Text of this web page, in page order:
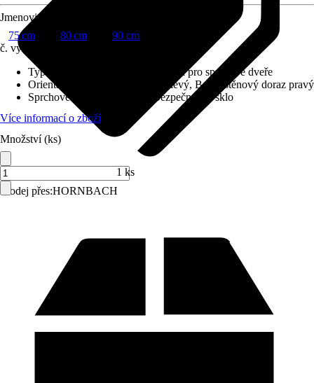
Prodej přes:HORNBACH
Jmenovitý rozměr v cm
75 cm
80 cm
90 cm
č. výrobku
Typ sprchového koutu
Boční stěna pro sprchové dveře
Orientace
Boční stěnový doraz levý, Boční stěnový doraz pravý
Sprchové kouty sklo
3 mm Bezpečnostní sklo
Více informací o zboží
Množství (ks)
1 ks